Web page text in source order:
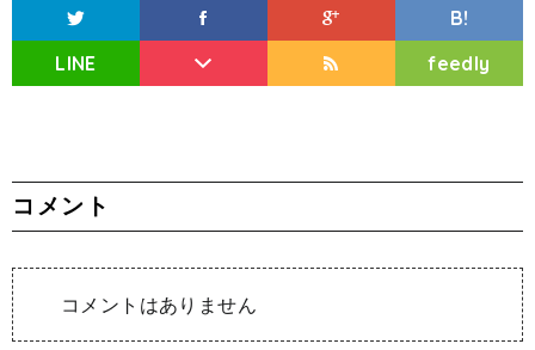
B!
LINE
feedly
コメント
コメントはありません